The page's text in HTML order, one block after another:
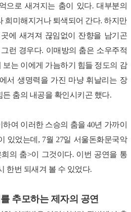
으로 새겨지는 춤이 있다. 대부분의
희미해지거나 퇴색되어 간다. 하지만
에 새겨져 끊임없이 잔향을 남기곤
런 경우다. 이매방의 춤은 소우주적
는 이에게 가늠하기 힘들 정도의 감
서 생명력을 가진 마냥 휘날리는 장
춤의 내공을 확인시키곤 했다.
여 이러한 스승의 춤을 40년 가까이
있었는데, 7월 27일 서울돈화문국악
의 춤>이 그것이다. 이번 공연을 통
한번 되새겨 볼 수 있었다.
추모하는 제자의 공연